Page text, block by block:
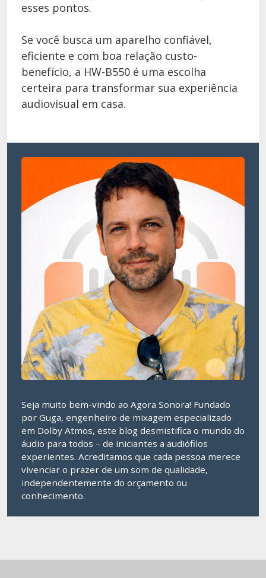
esses pontos.
Se você busca um aparelho confiável,
eficiente e com boa relação custo-
benefício, a HW-B550 é uma escolha
certeira para transformar sua experiência
audiovisual em casa.
Seja muito bem-vindo ao Agora Sonora! Fundado
por Guga, engenheiro de mixagem especializado
em Dolby Atmos, este blog desmistifica o mundo do
áudio para todos – de iniciantes a audiófilos
experientes. Acreditamos que cada pessoa merece
vivenciar o prazer de um som de qualidade,
independentemente do orçamento ou
conhecimento.